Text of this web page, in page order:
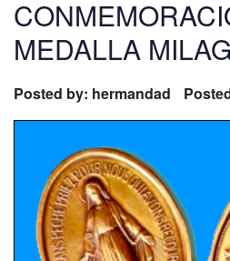
MEDALLA
Posted by: hermandad